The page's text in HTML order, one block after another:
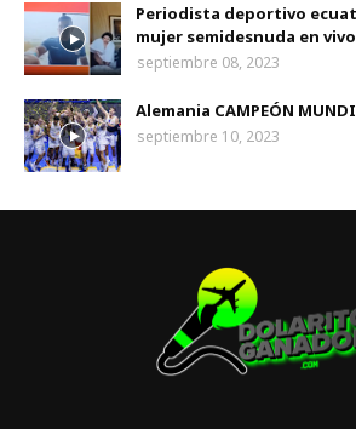
Periodista deportivo
mujer semidesnuda en vivo
septiembre 08, 2023
Alemania CAMPEÓN
septiembre 10, 2023